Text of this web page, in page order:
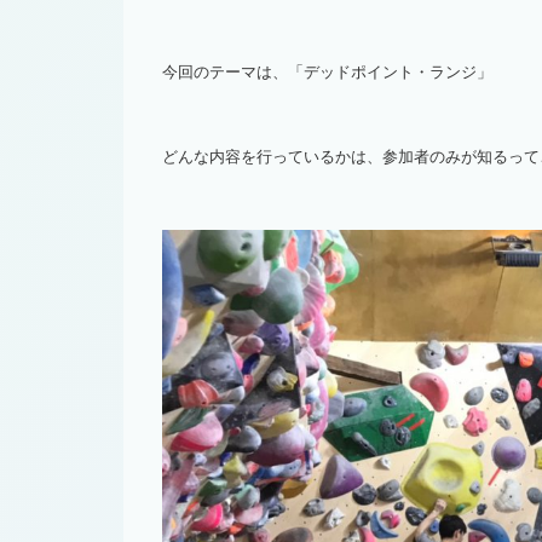
今回のテーマは、「デッドポイント・ランジ」
どんな内容を行っているかは、参加者のみが知るっ